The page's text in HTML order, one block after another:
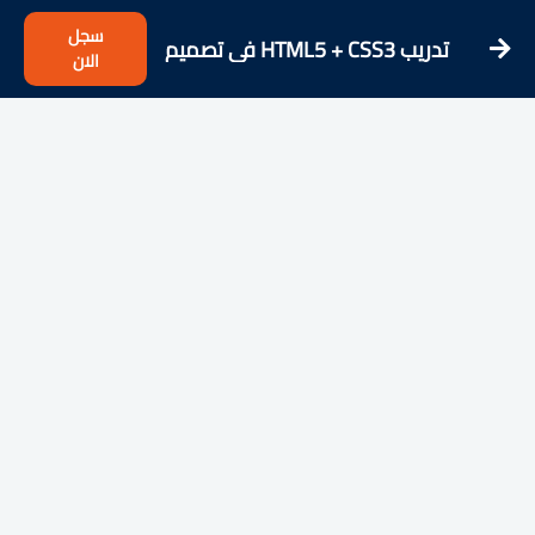
تدريب HTML5 + CSS3 في تصميم
سجل
الان